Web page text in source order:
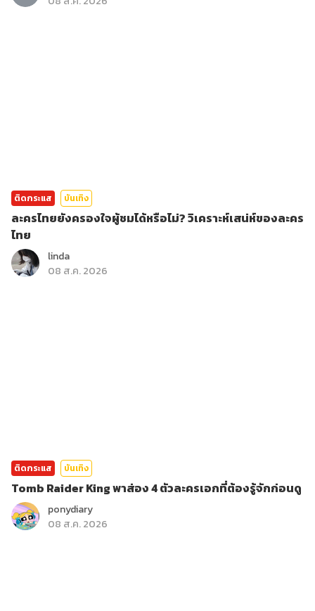
ติดกระแส บันเทิง
ละครไทยยังครองใจผู้ชมได้หรือไม่? วิเคราะห์เสน่ห์ของละคร
ไทย
linda
08 ส.ค. 2026
ติดกระแส บันเทิง
Tomb Raider King พาส่อง 4 ตัวละครเอกที่ต้องรู้จักก่อนดู
ponydiary
08 ส.ค. 2026